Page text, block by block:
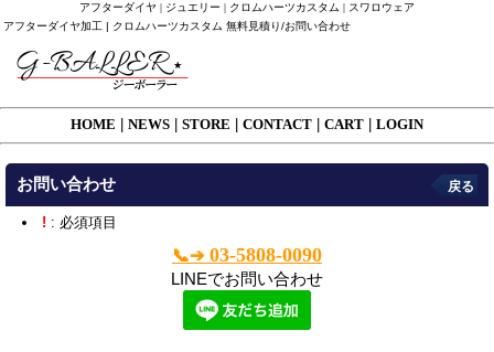
アフターダイヤ | ジュエリー | クロムハーツカスタム | スワロウェア
アフターダイヤ加工 | クロムハーツカスタム 無料見積り/お問い合わせ
HOME NEWS STORE CONTACT CART LOGIN
お問い合わせ 戻る
! : 必須項目
📞➔03-5808-0090
LINEでお問い合わせ